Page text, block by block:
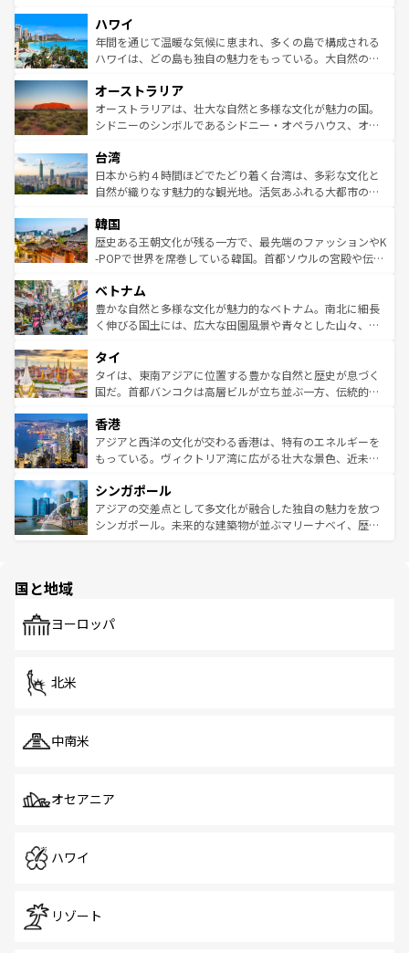
ば市内交通費無料で観光を楽しむこともできる。 なお、新
着のスイス情報はコンテンツ一覧 を参照してほしい。
のような巨大都市は、観光、ショッピング、エンターテイ
ンメントが詰まった刺激的なスポットだ。一方、アメリカ
西部には大自然が広がり、グランドキャニオンやイエロー
部のニューオーリンズでは、音楽と美食が融合した独特の
文化が魅力。旅行者はアメリカの各地域で異なる魅力を楽
しみながら、その多様性と豊かな歴史を感じることができ
ならではの贅沢な旅のスタイルだ。 なお、新着のアメリカ
情報はコンテンツ一覧を参照してほしい。
ハワイ
年間を通じて温暖な気候に恵まれ、多くの島で構成される
ハワイは、どの島も独自の魅力をもっている。大自然の神
ワイ島は見逃せない。また、定番の観光地といえばオアフ
島だが、静かな自然を求めるならマウイ島やカウアイ島が
おすすめ。エメラルドグリーンに輝く海をはじめ、豊かな
れるおもてなしの心で訪れる人々を迎えてくれるハワイの
人々、おいしいローカルフードやハワイアンミュージッ
ク、伝統的なフラダンスなど、すべてがハワイの魅力を彩
ワイを、存分に味わってほしい。 なお、新着のハワイ情報
はコンテンツ一覧を参照してほしい。
オーストラリア
オーストラリアは、壮大な自然と多様な文化が魅力の国。
シドニーのシンボルであるシドニー・オペラハウス、オー
リアリーフや大陸中央部にそびえるウルル（エアーズロッ
ク）、タスマニアの美しい原生林やケアンズの熱帯雨林な
ど、見どころがたくさん。また、カフェやワイン、オージ
いる。アクティビティも充実しており、サーフィンやダイ
ビング、ハイキングなど、アウトドア好きにはたまらな
い。オーストラリアの多彩な魅力を存分に味わいつくそ
参照してほしい。
台湾
日本から約４時間ほどでたどり着く台湾は、多彩な文化と
自然が織りなす魅力的な観光地。活気あふれる大都市の台
ン）、静ひつな山岳地帯である台湾東部など、都市の喧騒
と山間の静けさが共存しており、訪れる人に新しい発見と
驚きをもたらしてくれる。また、奥深い台湾の食文化も魅
容にもいいと評判のスイーツなど、バラエティ豊かな料理
が味わえる。 なお、新着の台湾情報は コンテンツ一覧を参
照してほしい。
韓国
歴史ある王朝文化が残る一方で、最先端のファッションやK
-POPで世界を席巻している韓国。首都ソウルの宮殿や伝統
き、地方に足を延ばせば四季折々の自然美を楽しむことが
できる。そして、キムチや焼肉、絶品のストリートフード
まで、さまざまな韓国料理が待っている。夜には、韓国な
リティに包まれながら、韓国の多彩な魅力を心ゆくまで味
わってみてほしい。 なお、新着の韓国情報はコンテンツ一
覧を参照してほしい。
ベトナム
豊かな自然と多様な文化が魅力的なベトナム。南北に細長
く伸びる国土には、広大な田園風景や青々とした山々、世
急速な発展と共に伝統が息づく。ハノイの古い町並みやホ
ーチミン市のフランス統治時代の建物も、独特の雰囲気を
醸し出している。また、バラエティの豊かさとおいしさで
とつ。フォーやバインミー、ベトナムコーヒーなどは、ぜ
ひ現地で味わいたい。どの地域を訪れてもあたたかい人々
が旅行者を迎えてくれるので、きっと忘れられない旅にな
参照してほしい。
タイ
タイは、東南アジアに位置する豊かな自然と歴史が息づく
国だ。首都バンコクは高層ビルが立ち並ぶ一方、伝統的な
の活気が交差している。北部ではチェンマイなどの山岳地
帯で自然と触れ合い、南部ではプーケットやクラビの美し
いビーチでリゾート気分を楽しむことができる。タイ料理
激する。気候は一年中温暖で、どの季節にも異なる楽しみ
が待っている。親しみやすいタイの人々、仏教を中心とし
た文化、そして多様な観光資源が、訪れる旅人を魅了し続
香港
アジアと西洋の文化が交わる香港は、特有のエネルギーを
もっている。ヴィクトリア湾に広がる壮大な景色、近未来
み、どこを訪れても感動するはず。観光スポットが密集し
ており、効率よく見どころを回れるのも魅力。息をのむよ
うな絶景から文化的な体験まで、香港を存分に楽しみ尽く
シンガポール
アジアの交差点として多文化が融合した独自の魅力を放つ
シンガポール。未来的な建築物が並ぶマリーナベイ、歴史
で、ホーカーズは地元の風情を楽しめる外せないスポット
国と地域
ヨーロッパ
北米
中南米
オセアニア
ハワイ
リゾート